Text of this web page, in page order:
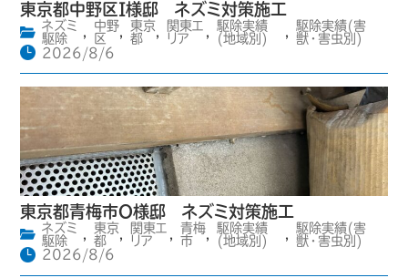
東京都中野区I様邸 ネズミ対策施工
ネズミ
駆除
,
中野
区
,
東京
都
,
関東エ
リア
,
駆除実績
(地域別)
,
駆除実績(害
獣・害虫別)
2026/8/6
東京都青梅市O様邸 ネズミ対策施工
ネズミ
駆除
,
東京
都
,
関東エ
リア
,
青梅
市
,
駆除実績
(地域別)
,
駆除実績(害
獣・害虫別)
2026/8/6